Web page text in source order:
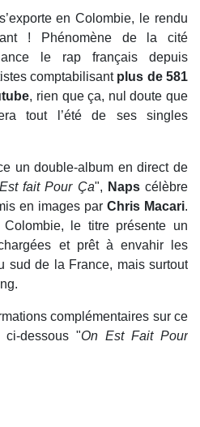
en Colombie, le rendu
! Phénomène de la cité
le rap français depuis
comptabilisantplus de 581
, rien que ça, nul doute que
tout l’été de ses singles
un double-album en direct de
fait Pour Ça", Napscélèbre
en images par Chris Macari.
le titre présente un
et prêt à envahir les
sud de la France, mais surtout
complémentaires sur ce
ci-dessous "On Est Fait Pour